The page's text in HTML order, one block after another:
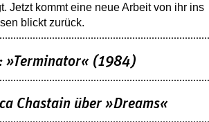
Jetzt kommt eine neue Arbeit von ihr ins
blickt zurück.
»Terminator« (1984)
Chastain über »Dreams«